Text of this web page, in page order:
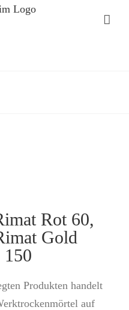
Rot 60,
Gold
Produkten handelt
auf